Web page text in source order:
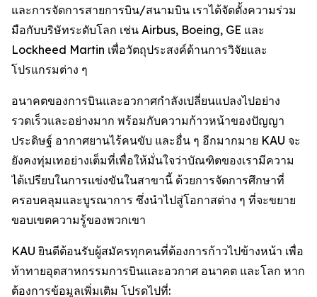
และการจัดการสายการบิน/สนามบิน เราได้จัดตั้งความร่วม
มือกับบริษัทระดับโลก เช่น Airbus, Boeing, GE และ
Lockheed Martin เพื่อวัตถุประสงค์ด้านการวิจัยและ
โปรแกรมต่าง ๆ
อนาคตของการบินและอวกาศกำลังเปลี่ยนแปลงไปอย่าง
รวดเร็วและอย่างมาก พร้อมกับความก้าวหน้าของปัญญา
ประดิษฐ์ อากาศยานไร้คนขับ และอื่น ๆ อีกมากมาย KAU จะ
ยังคงทุ่มเทอย่างเต็มที่เพื่อให้มั่นใจว่าบัณฑิตของเรามีความ
ได้เปรียบในการแข่งขันในสาขานี้ ด้วยการจัดการศึกษาที่
ครอบคลุมและบูรณาการ ซึ่งนำไปสู่โอกาสต่าง ๆ ที่จะขยาย
ขอบเขตความรู้ของพวกเขา
KAU ยินดีต้อนรับผู้สมัครทุกคนที่ต้องการก้าวไปข้างหน้า เพื่อ
ท้าทายอุตสาหกรรมการบินและอวกาศ อนาคต และโลก หาก
ต้องการข้อมูลเพิ่มเติม โปรดไปที่: